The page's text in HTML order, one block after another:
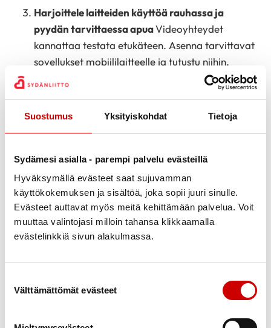
Suostumus Yksityiskohdat Tietoja
Sydämesi asialla - parempi palvelu evästeillä
Hyväksymällä evästeet saat sujuvamman
käyttökokemuksen ja sisältöä, joka sopii juuri sinulle.
Evästeet auttavat myös meitä kehittämään palvelua. Voit
muuttaa valintojasi milloin tahansa klikkaamalla
evästelinkkiä sivun alakulmassa.
Välttämättömät evästeet
Harjoittele laitteiden käyttöä rauhassa ja
pyydän tarvittaessa apuaVideoyhteydet
kannattaa testata etukäteen. Asenna tarvittavat
sovellukset mobiililaitteelle ja tutustu niihin.
Pyydä tarvittaessa tukea. Apua voi löytyä
omasta lähipiiristä tai kuntoutuksen järjestäjältä.
Varaa itsellesi sopivasti aikaa.
Saat parhaan
hyödyn kuntoutuksesta, kun varaat riittävästi
Valmista tuli.Etäkuntoutus voi alkaa.
Sydänliiton kuntoutumiskurssit
myös etäkursseina